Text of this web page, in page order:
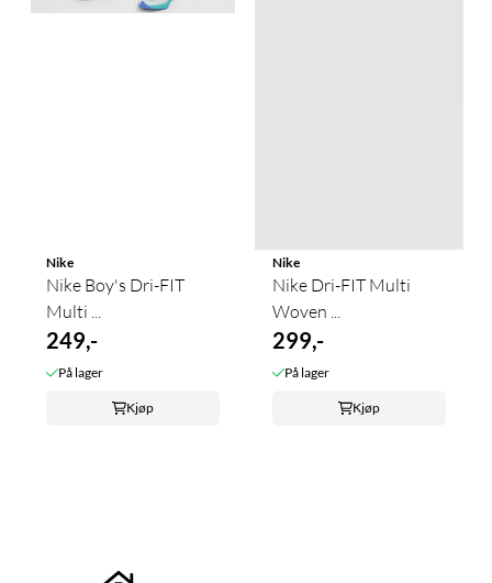
Nike
Nike Boy's Dri-FIT
Multi ...
249,-
På lager
Kjøp
Nike
Nike Dri-FIT Multi
Woven ...
299,-
På lager
Kjøp